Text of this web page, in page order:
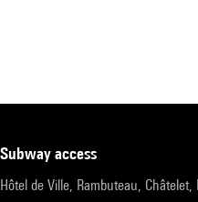
subway access
Hôtel de Ville, Rambuteau, Châtelet,